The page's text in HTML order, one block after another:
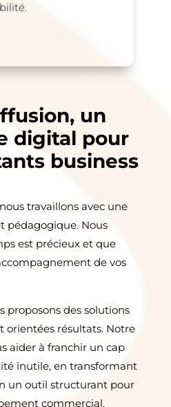
un
digital pour
business
travaillons avec une
pédagogique. Nous
est précieux et que
de vos
proposons des solutions
orientées résultats. Notre
aider à franchir un cap
inutile, en transformant
un outil structurant pour
commercial.